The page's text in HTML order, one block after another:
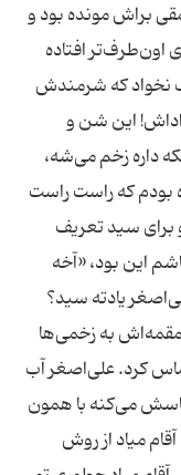
براش مونده بود و
افتاده
نخواد که شرمندش
این شن و
داره زخم می‌شه،
بودم که راست راست
برای سید تعریف
این بود، «آخه
یادته سید؟
به زخمی‌ها
کرد. علی‌اصغر آب
می‌کنه با همون
میاد از روش